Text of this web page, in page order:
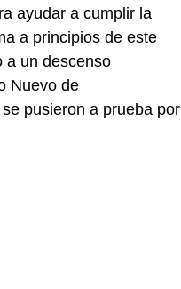
ayudar a cumplir la
a principios de este
a un descenso
Nuevo de
pusieron a prueba por